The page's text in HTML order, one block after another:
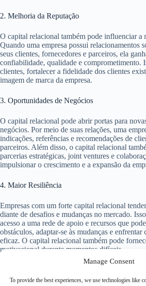
Manage Consent
To provide the best experiences, we use technologies like
2. Melhoria da Reputação
O capital relacional também pode influenciar a
Quando uma empresa possui relacionamentos
seus clientes, fornecedores e parceiros, ela
confiabilidade, qualidade e comprometimento.
clientes, fortalecer a fidelidade dos clientes
imagem de marca da empresa.
3. Oportunidades de Negócios
O capital relacional pode abrir portas para
negócios. Por meio de suas relações, uma
indicações, referências e recomendações de
parceiros. Além disso, o capital relacional
parcerias estratégicas, joint ventures e
impulsionar o crescimento e a expansão da
4. Maior Resiliência
Empresas com um forte capital relacional
diante de desafios e mudanças no mercado.
acesso a uma rede de apoio e recursos que
obstáculos, adaptar-se às mudanças e enfrentar
eficaz. O capital relacional também pode
motivacional durante momentos difíceis.